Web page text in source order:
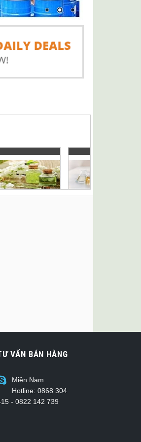
VẤN BÁN HÀNG
Miền Nam
Hotline: 0868 304
- 0822 142 739